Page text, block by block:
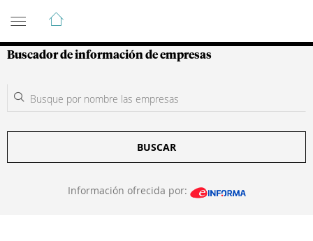
Guía de Empresas Colombianas
Buscador de información de empresas
BUSCAR
Información ofrecida por: